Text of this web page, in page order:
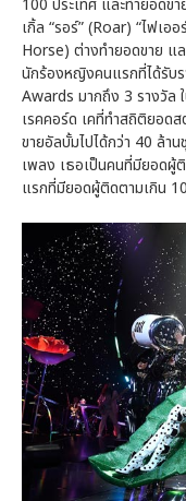
100 ประเทศ และทำยอดข
เกิ้ล “รอร์” (Roar) “ไฟเอ
Horse) ต่างทำยอดขาย แ
นักร้องหญิงคนแรกที่ได้รับ
Awards มากถึง 3 รางวัล
เรคคอร์ด เคที่ทำสถิติยอด
ขายอัลบั้มไปได้กว่า 40 ล้า
เพลง เธอเป็นคนที่มียอดผู้
แรกที่มียอดผู้ติดตามเกิน